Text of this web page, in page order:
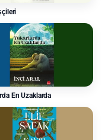
En Uzaklarda